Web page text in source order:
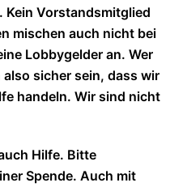
Kein Vorstandsmitglied
mischen auch nicht bei
Lobbygelder an. Wer
sicher sein, dass wir
handeln. Wir sind nicht
Hilfe. Bitte
Spende. Auch mit